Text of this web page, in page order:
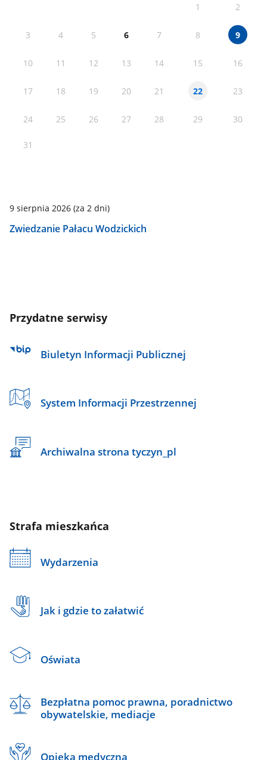
1 2
3 4 5 6 7 8 9
10 11 12 13 14 15 16
17 18 19 20 21 22 23
24 25 26 27 28 29 30
31
9 sierpnia 2026(za 2 dni)
Zwiedzanie Pałacu Wodzickich
Przydatne serwisy
Biuletyn Informacji Publicznej
System Informacji Przestrzennej
Archiwalna strona tyczyn_pl
Strafa mieszkańca
Wydarzenia
Jak i gdzie to załatwić
Oświata
Bezpłatna pomoc prawna, poradnictwo
obywatelskie, mediacje
Opieka medyczna